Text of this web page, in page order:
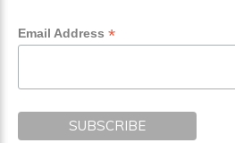
Email Address *